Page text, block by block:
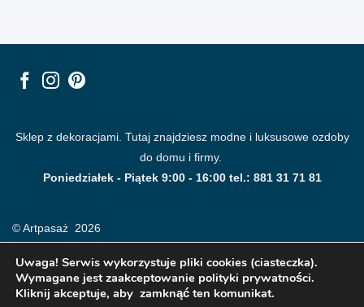
Sklep z dekoracjami. Tutaj znajdziesz modne i luksusowe ozdoby
do domu i firmy.
Poniedziałek - Piątek 9:00 - 16:00 tel.: 881 31 71 81
© Artpasaż 2026
Uwaga! Serwis wykorzystuje pliki cookies (ciasteczka).
Wymagane jest zaakceptowanie polityki prywatności.
Kliknij akceptuje, aby zamknąć ten komunikat.